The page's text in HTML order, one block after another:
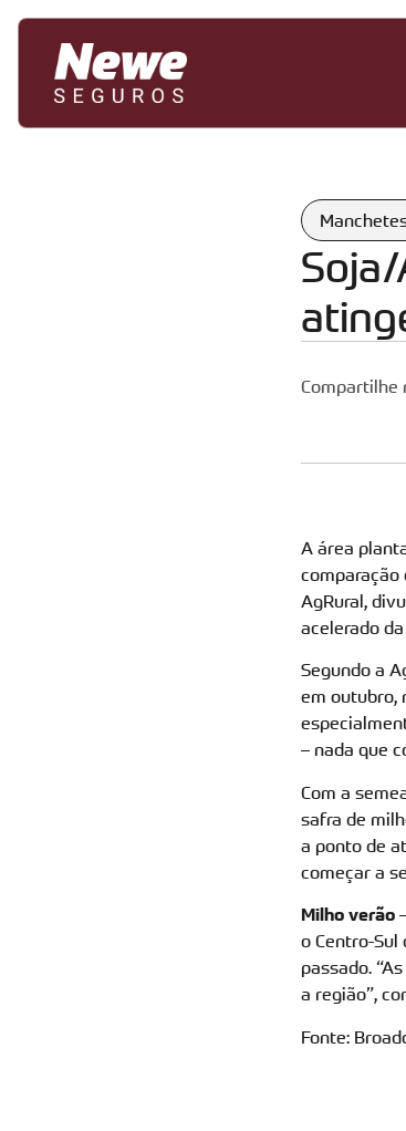
Compartilhe
A área
comparação
AgRural,
acelerado
Segundo a
em outubro,
– nada que
Com a
safra de
a ponto de
começar a
Milho verão
o Centro-
passado.
a região”,
Fonte: